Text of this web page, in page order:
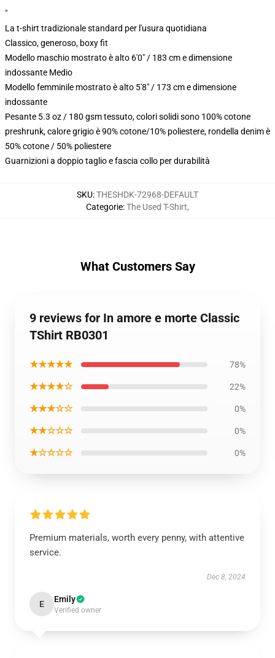
"
La t-shirt tradizionale standard per l'usura quotidiana
Classico, generoso, boxy fit
Modello maschio mostrato è alto 6'0" / 183 cm e dimensione
indossante Medio
Modello femminile mostrato è alto 5'8" / 173 cm e dimensione
indossante
Pesante 5.3 oz / 180 gsm tessuto, colori solidi sono 100% cotone
preshrunk, calore grigio è 90% cotone/10% poliestere, rondella denim è
50% cotone / 50% poliestere
Guarnizioni a doppio taglio e fascia collo per durabilità
SKU:THESHDK-72968-DEFAULT
Categorie:The Used T-Shirt,
What Customers Say
9 reviews for In amore e morte Classic
TShirt RB0301
★★★★★ 78%
★★★★☆ 22%
★★★☆☆ 0%
★★☆☆☆ 0%
★☆☆☆☆ 0%
Premium materials, worth every penny, with attentive
service.
Dec 8, 2024
E Emily
Verified owner